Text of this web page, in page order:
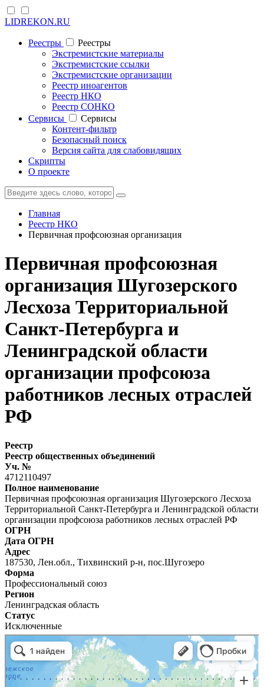
LIDREKON.RU
Реестры
Реестры
Экстремистские материалы
Экстремистские ссылки
Экстремистские организации
Реестр иноагентов
Реестр НКО
Реестр СОНКО
Cервисы
Cервисы
Контент-фильтр
Безопасный поиск
Версия сайта для слабовидящих
Скрипты
О проекте
Главная
Реестр НКО
Первичная профсоюзная организация
Первичная профсоюзная
организация Шугозерского
Лесхоза Территориальной
Санкт-Петербурга и
Ленинградской области
организации профсоюза
работников лесных отраслей
РФ
Реестр
Реестр общественных объединений
Уч. №
4712110497
Полное наименование
Первичная профсоюзная организация Шугозерского Лесхоза
Территориальной Санкт-Петербурга и Ленинградской области
организации профсоюза работников лесных отраслей РФ
ОГРН
Дата ОГРН
Адрес
187530, Лен.обл., Тихвинский р-н, пос.Шугозеро
Форма
Профессиональный союз
Регион
Ленинградская область
Статус
Исключенные